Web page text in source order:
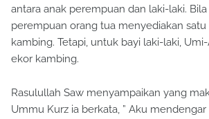
antara anak perempuan dan laki-laki.
perempuan orang tua menyediakan
kambing. Tetapi, untuk bayi laki-laki,
ekor kambing.
Rasulullah Saw menyampaikan yang
Ummu Kurz ia berkata, ” Aku